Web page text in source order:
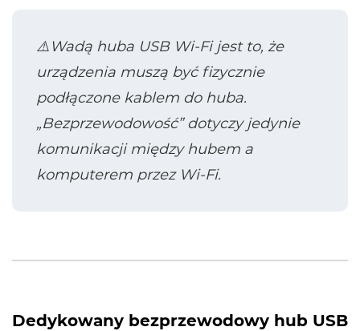
⚠️Wadą huba USB Wi-Fi jest to, że
urządzenia muszą być fizycznie
podłączone kablem do huba.
„Bezprzewodowość” dotyczy jedynie
komunikacji między hubem a
komputerem przez Wi-Fi.
Dedykowany bezprzewodowy hub USB